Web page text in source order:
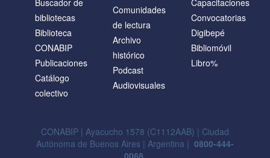
Buscador de
bibliotecas
Biblioteca
CONABIP
Publicaciones
Catálogo
colectivo
Comunidades
de lectura
Archivo
histórico
Podcast
Audiovisuales
Capacitaciones
Convocatorias
Digibepé
Bibliomóvil
Libro%
CONABIP | Ayacucho 1578 (C1112AAB) | Ciudad
Autónoma de Buenos Aires | Argentina | 0800-444-
0068